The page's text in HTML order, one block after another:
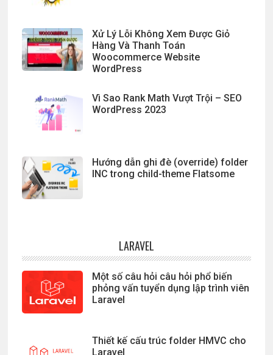
Xử Lý Lỗi Không Xem Được Giỏ
Hàng Và Thanh Toán
Woocommerce Website
WordPress
Vì Sao Rank Math Vượt Trội – SEO
WordPress 2023
Hướng dẫn ghi đè (override) folder
INC trong child-theme Flatsome
LARAVEL
Một số câu hỏi câu hỏi phổ biến
phỏng vấn tuyển dụng lập trình viên
Laravel
Thiết kế cấu trúc folder HMVC cho
Laravel